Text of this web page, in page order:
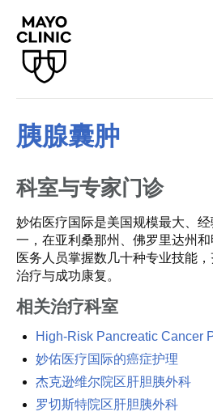
胰腺囊肿
科室与专家门诊
妙佑医疗国际是美国规模最大、
一，在亚利桑那州、佛罗里达州和
医务人员掌握数几十种专业技能
治疗与成功康复。
相关治疗科室
High-Risk Pancreatic Cancer
妙佑医疗国际的癌症护理
杰克逊维尔院区肝胆胰外科
罗切斯特院区肝胆胰外科